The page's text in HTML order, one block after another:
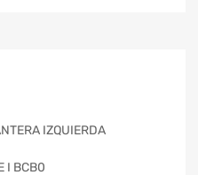
IZQUIERDA
I BCB0